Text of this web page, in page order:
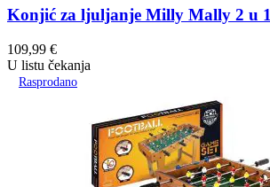
Konjić za ljuljanje Milly Mally 2 u 1
109,99 €
U listu čekanja
Rasprodano